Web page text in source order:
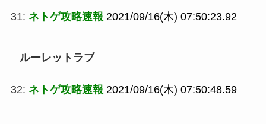
31: ネトゲ攻略速報 2021/09/16(木) 07:50:23.92
ルーレットラブ
32: ネトゲ攻略速報 2021/09/16(木) 07:50:48.59